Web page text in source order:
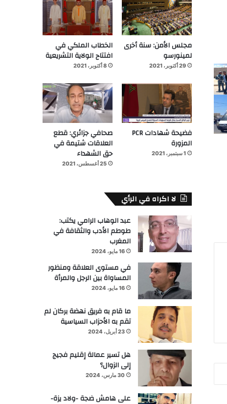
مجلس الأمن: سنة أخرى
لمينورسو
29 أكتوبر، 2021
الخطاب الملكي في
افتتاح الولاية التشريعية
8 أكتوبر، 2021
فضيحة شهادات PCR
المزورة
1 سبتمبر، 2021
صحافي جزائري: قطع
العلاقات شتيمة في
حق الشهداء
25 أغسطس، 2021
لا اكراه في الرأي
عبد الوهاب الرامي يكتب:
طوطم الأدب والثقافة في
المغرب
16 مايو، 2024
في مستوى العلاقة ومنظور
المساواة بين الرجل والمرأة
16 مايو، 2024
ما قام به فريق نهضة بركان لم
تقم به الأحزاب السياسية
23 أبريل، 2024
هل تسير عمالة إقليم فجيج
إلى الزوال؟
30 مارس، 2024
على هامش ضجة -ولاد يزة-